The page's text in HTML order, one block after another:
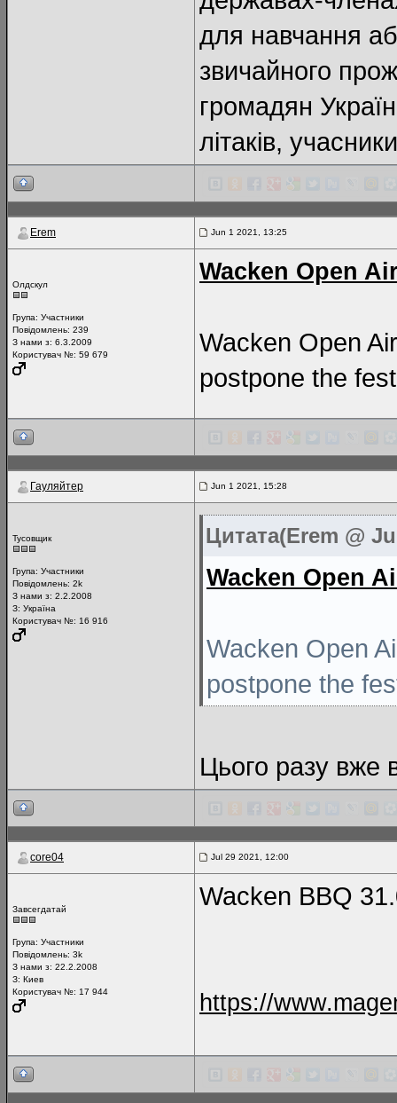
для навчання
звичайного
громадян
літаків,
Erem Jun 1 2021, 13:25
Олдскул
Група: Участники
Повідомлень: 239
З нами з: 6.3.2009
Користувач №: 59 679
Wacken Open
Wacken Open
postpone the
Гауляйтер Jun 1 2021, 15:28
Тусовщик
Група: Участники
Повідомлень: 2k
З нами з: 2.2.2008
З: Україна
Користувач №: 16 916
Цитата(Erem @
Wacken Open
Wacken Open
postpone the
Цього разу вже
core04 Jul 29 2021, 12:00
Завсегдатай
Група: Участники
Повідомлень: 3k
З нами з: 22.2.2008
З: Киев
Користувач №: 17 944
Wacken BBQ
https://